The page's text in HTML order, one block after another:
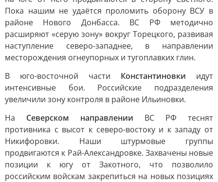
Пока нашим не удаётся проломить оборону ВСУ в
районе Нового Донбасса. ВС РФ методично
расширяют «серую зону» вокруг Торецкого, развивая
наступление северо-западнее, в направлении
месторождения огнеупорных и тугоплавких глин.
В юго-восточной части Константиновки идут
интенсивные бои. Российские подразделения
увеличили зону контроля в районе Ильиновки.
На Северском направлении ВС РФ теснят
противника с высот к северо-востоку и к западу от
Никифоровки. Наши штурмовые группы
продвигаются к Рай-Александровке. Захвачены новые
позиции к югу от Закотного, что позволило
российским войскам закрепиться на новых позициях